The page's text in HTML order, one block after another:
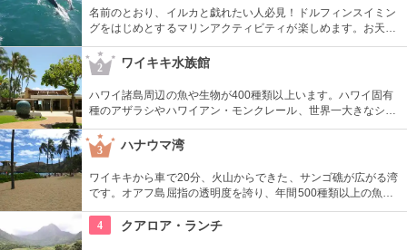
名前のとおり、イルカと戯れたい人必見！ドルフィンスイミン
グをはじめとするマリンアクティビティが楽しめます。お天気
によってコースを変えてくれるので、イルカに会える確率も高
いそう。バーベキューやフラ、ウクレレ演奏など、嬉しいおも
てなしも。
2 ワイキキ水族館
ハワイ諸島周辺の魚や生物が400種類以上います。ハワイ固有
種のアザラシやハワイアン・モンクレール、世界一大きなシャ
コ貝など、ここならではの生物も。ダイバーが見た海の世界を
再現したという、バーチャル体験型の水槽も人気です。
3 ハナウマ湾
ワイキキから車で20分、火山からできた、サンゴ礁が広がる湾
です。オアフ島屈指の透明度を誇り、年間500種類以上の魚が
生息しています。スノーケリングスポットとしても人気の場所
で年間100万人以上の観光客が訪れます。
4 クアロア・ランチ